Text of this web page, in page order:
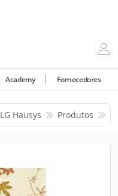
Academy Fornecedores
LG Hausys Produtos